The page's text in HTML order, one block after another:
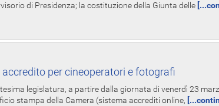
di Presidenza; la costituzione della Giunta delle
per cineoperatori e fotografi
legislatura, a partire dalla giornata di venerdì 23
stampa della Camera (sistema accrediti online,